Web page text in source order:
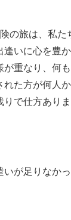
の旅は、私た
逢いに心を豊
が重なり、何
れた方が何人
で仕方ありま
いが足りなか